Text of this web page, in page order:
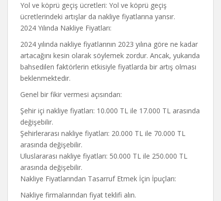
Yol ve köprü geçiş ücretleri: Yol ve köprü geçiş
ücretlerindeki artışlar da nakliye fiyatlarına yansır.
2024 Yılında Nakliye Fiyatları:
2024 yılında nakliye fiyatlarının 2023 yılına göre ne kadar
artacağını kesin olarak söylemek zordur. Ancak, yukarıda
bahsedilen faktörlerin etkisiyle fiyatlarda bir artış olması
beklenmektedir.
Genel bir fikir vermesi açısından:
Şehir içi nakliye fiyatları: 10.000 TL ile 17.000 TL arasında
değişebilir.
Şehirlerarası nakliye fiyatları: 20.000 TL ile 70.000 TL
arasında değişebilir.
Uluslararası nakliye fiyatları: 50.000 TL ile 250.000 TL
arasında değişebilir.
Nakliye Fiyatlarından Tasarruf Etmek İçin İpuçları:
Nakliye firmalarından fiyat teklifi alın.